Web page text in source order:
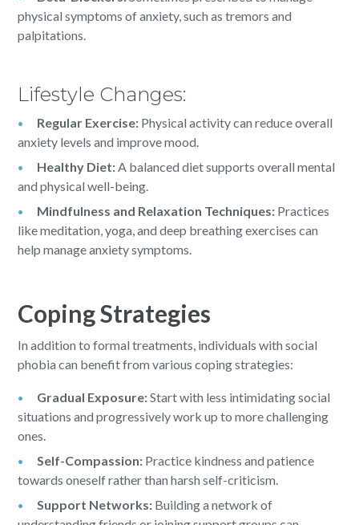
physical symptoms of anxiety, such as tremors and
palpitations.
Lifestyle Changes:
Regular Exercise: Physical activity can reduce overall
anxiety levels and improve mood.
Healthy Diet:A balanced diet supports overall mental
and physical well-being.
Mindfulness and Relaxation Techniques: Practices
like meditation, yoga, and deep breathing exercises can
help manage anxiety symptoms.
Coping Strategies
In addition to formal treatments, individuals with social
phobia can benefit from various coping strategies:
Gradual Exposure:Start with less intimidating social
situations and progressively work up to more challenging
ones.
Self-Compassion: Practice kindness and patience
towards oneself rather than harsh self-criticism.
Support Networks: Building a network of